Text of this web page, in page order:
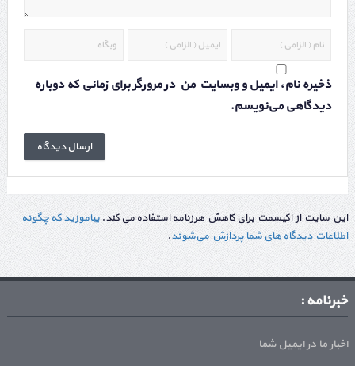
ذخیره نام، ایمیل و وبسایت من در مرورگر برای زمانی که دوباره
دیدگاهی می‌نویسم.
این سایت از اکیسمت برای کاهش هرزنامه استفاده می کند. بیاموزید که چگونه
اطلاعات دیدگاه های شما پردازش می‌شوند.
خبرنامه :
اخبار ما در ایمیل شما